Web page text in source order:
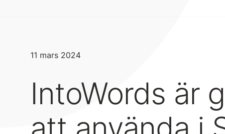
11 mars 2024
IntoWords är